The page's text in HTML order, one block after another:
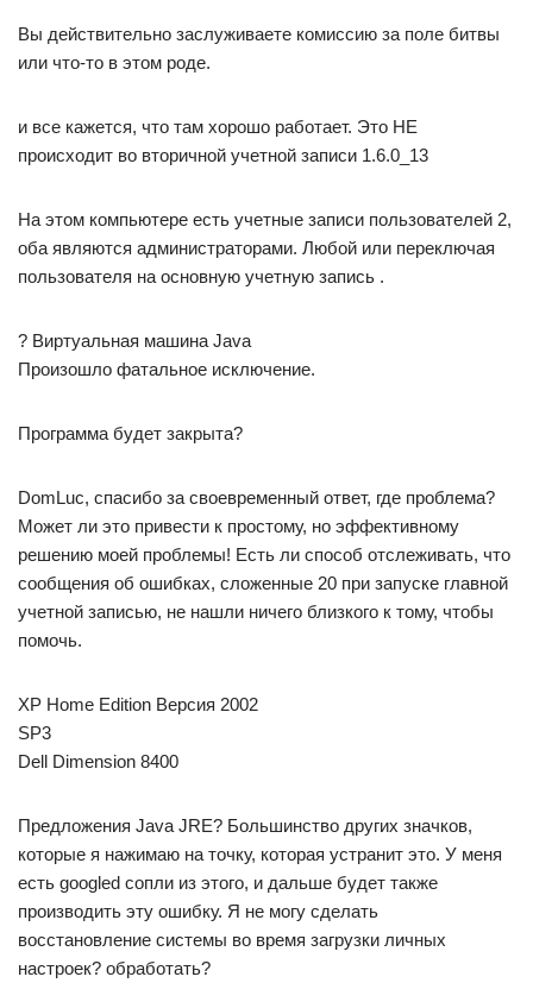
Вы действительно заслуживаете комиссию за поле битвы
или что-то в этом роде.
и все кажется, что там хорошо работает. Это НЕ
происходит во вторичной учетной записи 1.6.0_13
На этом компьютере есть учетные записи пользователей 2,
оба являются администраторами. Любой или переключая
пользователя на основную учетную запись .
? Виртуальная машина Java
Произошло фатальное исключение.
Программа будет закрыта?
DomLuc, спасибо за своевременный ответ, где проблема?
Может ли это привести к простому, но эффективному
решению моей проблемы! Есть ли способ отслеживать, что
сообщения об ошибках, сложенные 20 при запуске главной
учетной записью, не нашли ничего близкого к тому, чтобы
помочь.
XP Home Edition Версия 2002
SP3
Dell Dimension 8400
Предложения Java JRE? Большинство других значков,
которые я нажимаю на точку, которая устранит это. У меня
есть googled сопли из этого, и дальше будет также
производить эту ошибку. Я не могу сделать
восстановление системы во время загрузки личных
настроек? обработать?